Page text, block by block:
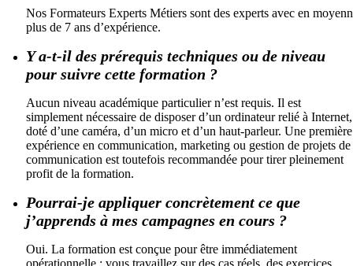
Nos Formateurs Experts Métiers sont des experts avec en
plus de 7 ans d’expérience.
Y a-t-il des prérequis techniques ou de niveau
pour suivre cette formation ?
Aucun niveau académique particulier n’est requis. Il est
simplement nécessaire de disposer d’un ordinateur relié à Internet,
doté d’une caméra, d’un micro et d’un haut-parleur. Une première
expérience en communication, marketing ou gestion de projets de
communication est toutefois recommandée pour tirer pleinement
profit de la formation.
Pourrai-je appliquer concrètement ce que
j’apprends à mes campagnes en cours ?
Oui. La formation est conçue pour être immédiatement
opérationnelle : vous travaillez sur des cas réels, des exercices